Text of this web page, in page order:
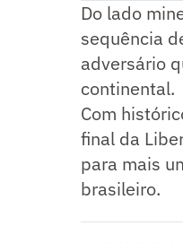
Do lado
sequência
adversário
continental.
Com
final da
para mais
brasileiro.